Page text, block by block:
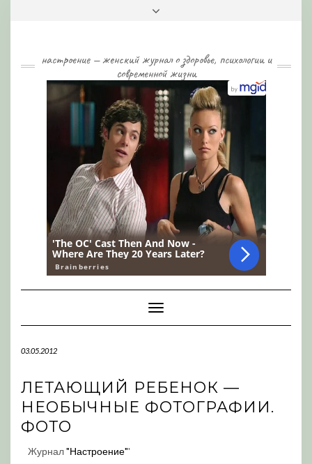
настроение — женский журнал о здоровье, психологии и
современной жизни
Toggle
Navigation
03.05.2012
ЛЕТАЮЩИЙ РЕБЕНОК —
НЕОБЫЧНЫЕ ФОТОГРАФИИ.
ФОТО
Журнал"Настроение"'